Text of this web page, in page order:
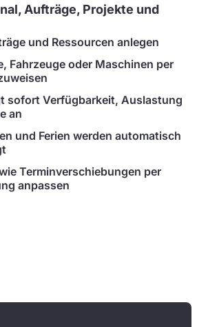
Aufträge, Projekte und
und Ressourcen anlegen
Fahrzeuge oder Maschinen per
sofort Verfügbarkeit, Auslastung
an
und Ferien werden automatisch
Terminverschiebungen per
anpassen